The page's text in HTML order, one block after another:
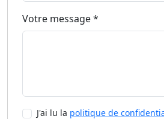
Votre message *
J'ai lu la politique de